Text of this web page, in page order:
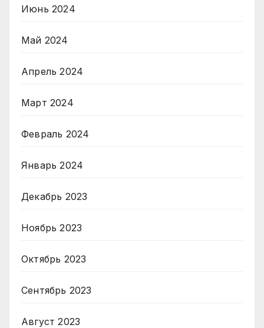
Июнь 2024
Май 2024
Апрель 2024
Март 2024
Февраль 2024
Январь 2024
Декабрь 2023
Ноябрь 2023
Октябрь 2023
Сентябрь 2023
Август 2023